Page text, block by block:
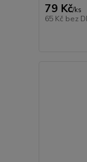
79 Kč/ks
65 Kč bez